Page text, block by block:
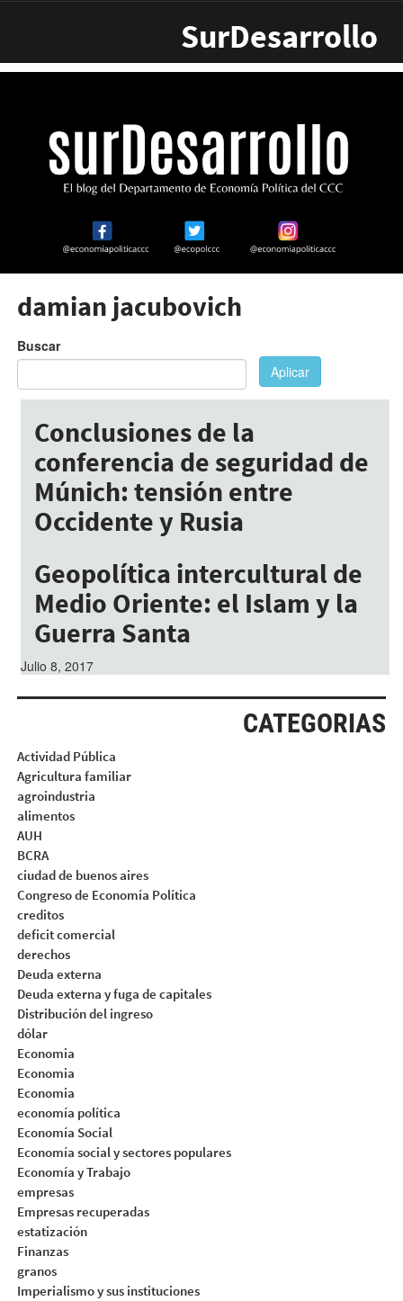
SurDesarrollo
damian jacubovich
Buscar
Aplicar
Conclusiones de la
conferencia de seguridad de
Múnich: tensión entre
Occidente y Rusia
Geopolítica intercultural de
Medio Oriente: el Islam y la
Guerra Santa
Julio 8, 2017
CATEGORIAS
Actividad Pública
Agricultura familiar
agroindustria
alimentos
AUH
BCRA
ciudad de buenos aires
Congreso de Economía Política
creditos
deficit comercial
derechos
Deuda externa
Deuda externa y fuga de capitales
Distribución del ingreso
dólar
Economia
Economia
Economia
economía política
Economía Social
Economía social y sectores populares
Economía y Trabajo
empresas
Empresas recuperadas
estatización
Finanzas
granos
Imperialismo y sus instituciones